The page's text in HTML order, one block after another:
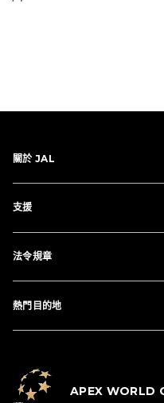
關於 JAL
支援
法令規章
熱門目的地
APEX WORLD